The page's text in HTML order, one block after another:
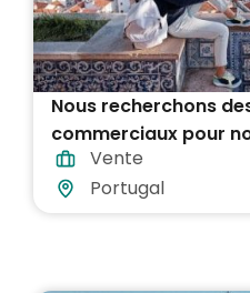
Nous recherchons
commerciaux pour
Lisbonne, au Portugal
Vente
Portugal